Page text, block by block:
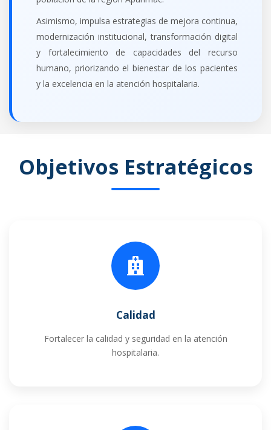
Asimismo, impulsa estrategias de mejora continua,
modernización institucional, transformación digital
y fortalecimiento de capacidades del recurso
humano, priorizando el bienestar de los pacientes
y la excelencia en la atención hospitalaria.
Objetivos Estratégicos
Calidad
Fortalecer la calidad y seguridad en la atención
hospitalaria.